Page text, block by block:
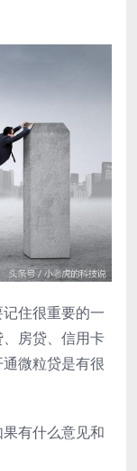
住很重要的一
房贷、信用卡
微粒贷是有很
有什么意见和